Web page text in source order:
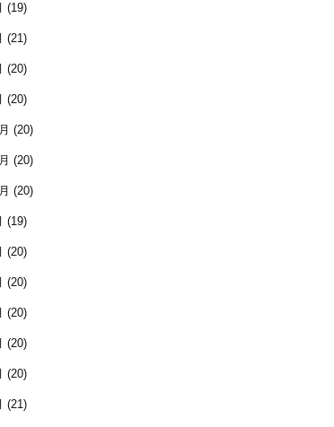
(19)
(21)
(20)
(20)
(20)
(20)
(20)
(19)
(20)
(20)
(20)
(20)
(20)
(21)